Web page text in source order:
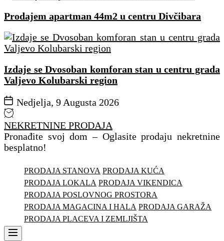
Prodajem apartman 44m2 u centru Divčibara
Izdaje se Dvosoban komforan stan u centru grada
Valjevo Kolubarski region
Nedjelja, 9 Augusta 2026
NEKRETNINE PRODAJA
Pronađite svoj dom – Oglasite prodaju nekretnine
besplatno!
PRODAJA STANOVA PRODAJA KUĆA
PRODAJA LOKALA PRODAJA VIKENDICA
PRODAJA POSLOVNOG PROSTORA
PRODAJA MAGACINA I HALA PRODAJA GARAŽA
PRODAJA PLACEVA I ZEMLJIŠTA
Menu